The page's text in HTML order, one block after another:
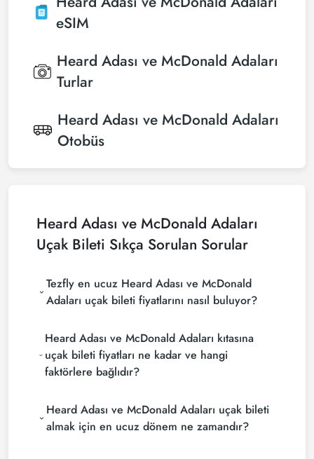
eSIM
Heard Adası ve McDonald Adaları
Turlar
Heard Adası ve McDonald Adaları
Otobüs
Heard Adası ve McDonald Adaları
Uçak Bileti Sıkça Sorulan Sorular
Tezfly en ucuz Heard Adası ve McDonald
Adaları uçak bileti fiyatlarını nasıl buluyor?
uçak bileti fiyatlarını bulmak için tur operatörleri,
büyük rezervasyon siteleri (konsolidatörler) ve
yüzlerce havayolu sitesini aramaktadır. Tezfly
sitesinde yapacağın tek bir aramada ile birçok
Adaları uçak biletlerini bulup karşılaştırabilir ve un
uygun biletini seçebilirsin.
Heard Adası ve McDonald Adaları kıtasına
uçak bileti fiyatları ne kadar ve hangi
faktörlere bağlıdır?
fiyatları, seyahat tarihlerinize, bilet sınıfınıza ve
rezervasyon yapılan döneme göre değişiklik
gösterir. Erken rezervasyon yaparak ve
Heard Adası ve McDonald Adaları uçak bileti
almak için en ucuz dönem ne zamandır?